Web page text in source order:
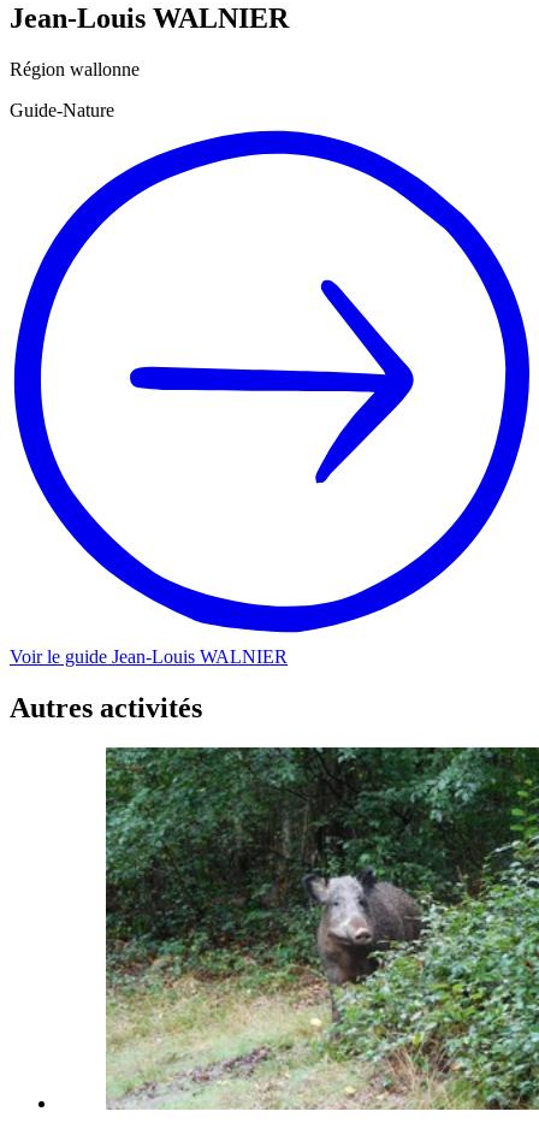
Jean-Louis WALNIER
Région wallonne
Guide-Nature
Voir le guide Jean-Louis WALNIER
Autres activités